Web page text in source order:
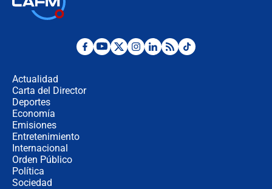
Desde dermatitis hasta infecciones:
Actualidad
Carta del Director
Deportes
Economía
Emisiones
Entretenimiento
Internacional
Orden Público
Política
Sociedad